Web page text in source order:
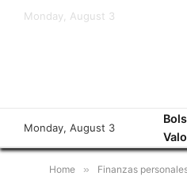
Monday, August 3
Monday, August 3
Home » Finanzas